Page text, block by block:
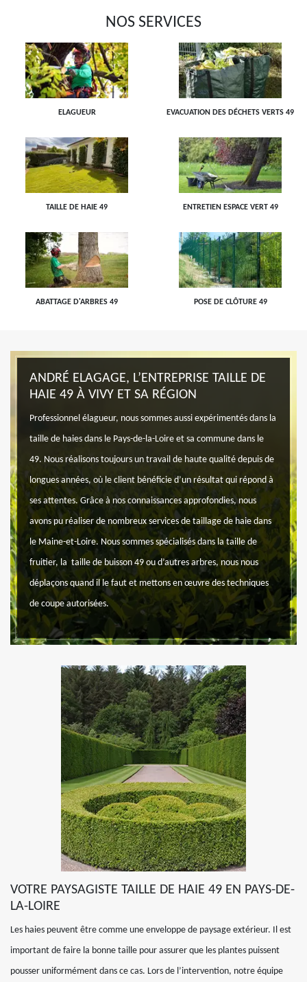
NOS SERVICES
ELAGUEUR EVACUATION DES DÉCHETS VERTS 49
TAILLE DE HAIE 49 ENTRETIEN ESPACE VERT 49
ABATTAGE D'ARBRES 49 POSE DE CLÔTURE 49
ANDRÉ ELAGAGE, L’ENTREPRISE TAILLE DE
HAIE 49 À VIVY ET SA RÉGION
Professionnel élagueur, nous sommes aussi expérimentés dans la
taille de haies dans le Pays-de-la-Loire et sa commune dans le
49. Nous réalisons toujours un travail de haute qualité depuis de
longues années, où le client bénéficie d’un résultat qui répond à
ses attentes. Grâce à nos connaissances approfondies, nous
avons pu réaliser de nombreux services de taillage de haie dans
le Maine-et-Loire. Nous sommes spécialisés dans la taille de
fruitier, la taille de buisson 49 ou d’autres arbres, nous nous
déplaçons quand il le faut et mettons en œuvre des techniques
de coupe autorisées.
VOTRE PAYSAGISTE TAILLE DE HAIE 49 EN PAYS-DE-
LA-LOIRE
Les haies peuvent être comme une enveloppe de paysage extérieur. Il est
important de faire la bonne taille pour assurer que les plantes puissent
pousser uniformément dans ce cas. Lors de l’intervention, notre équipe